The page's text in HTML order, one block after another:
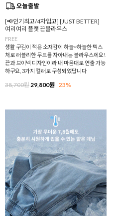
[📢인기최고/4차입고] [JUST BETTER]
여리여리 플랫 끈블라우스
FREE
생활 구김이 적은 소재감에 하늘~하늘한 텍스
처로 러블리한 무드를 자아내는 블라우스에요!
끈과 브이넥 디자인이라 내 마음대로 연출 가능
하구요, 3가지 컬러로 구성되었답니다
38,700원 29,800원 23%